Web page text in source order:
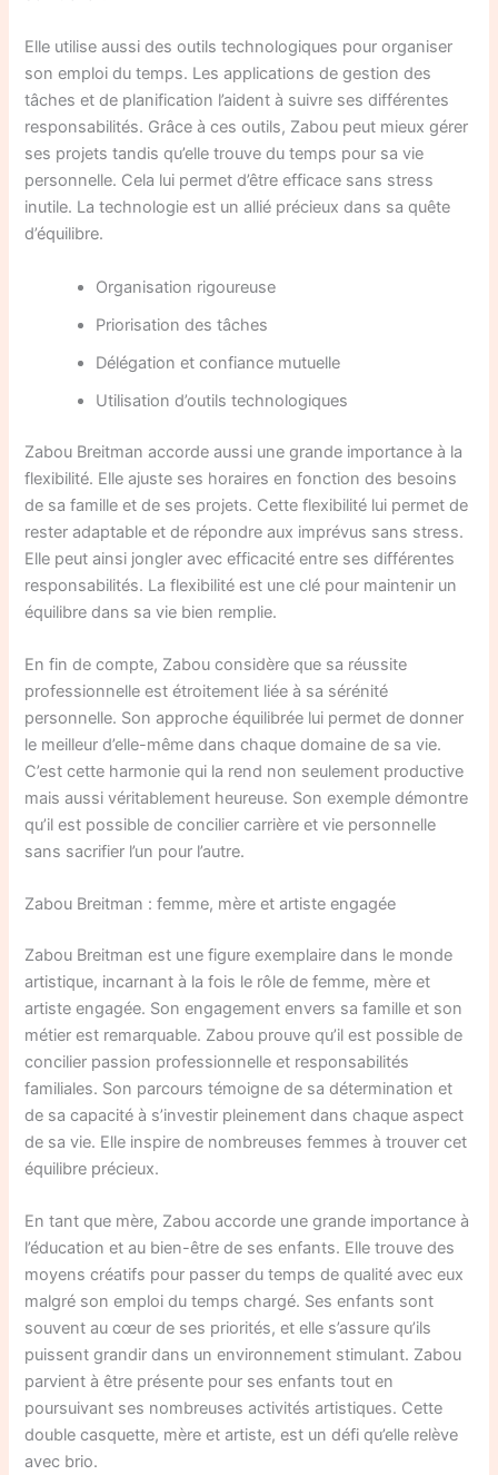
Elle utilise aussi des outils technologiques pour organiser
son emploi du temps. Les applications de gestion des
tâches et de planification l’aident à suivre ses différentes
responsabilités. Grâce à ces outils, Zabou peut mieux gérer
ses projets tandis qu’elle trouve du temps pour sa vie
personnelle. Cela lui permet d’être efficace sans stress
inutile. La technologie est un allié précieux dans sa quête
d’équilibre.
Organisation rigoureuse
Priorisation des tâches
Délégation et confiance mutuelle
Utilisation d’outils technologiques
Zabou Breitman accorde aussi une grande importance à la
flexibilité. Elle ajuste ses horaires en fonction des besoins
de sa famille et de ses projets. Cette flexibilité lui permet de
rester adaptable et de répondre aux imprévus sans stress.
Elle peut ainsi jongler avec efficacité entre ses différentes
responsabilités. La flexibilité est une clé pour maintenir un
équilibre dans sa vie bien remplie.
En fin de compte, Zabou considère que sa réussite
professionnelle est étroitement liée à sa sérénité
personnelle. Son approche équilibrée lui permet de donner
le meilleur d’elle-même dans chaque domaine de sa vie.
C’est cette harmonie qui la rend non seulement productive
mais aussi véritablement heureuse. Son exemple démontre
qu’il est possible de concilier carrière et vie personnelle
sans sacrifier l’un pour l’autre.
Zabou Breitman : femme, mère et artiste engagée
Zabou Breitman est une figure exemplaire dans le monde
artistique, incarnant à la fois le rôle de femme, mère et
artiste engagée. Son engagement envers sa famille et son
métier est remarquable. Zabou prouve qu’il est possible de
concilier passion professionnelle et responsabilités
familiales. Son parcours témoigne de sa détermination et
de sa capacité à s’investir pleinement dans chaque aspect
de sa vie. Elle inspire de nombreuses femmes à trouver cet
équilibre précieux.
En tant que mère, Zabou accorde une grande importance à
l’éducation et au bien-être de ses enfants. Elle trouve des
moyens créatifs pour passer du temps de qualité avec eux
malgré son emploi du temps chargé. Ses enfants sont
souvent au cœur de ses priorités, et elle s’assure qu’ils
puissent grandir dans un environnement stimulant. Zabou
parvient à être présente pour ses enfants tout en
poursuivant ses nombreuses activités artistiques. Cette
double casquette, mère et artiste, est un défi qu’elle relève
avec brio.